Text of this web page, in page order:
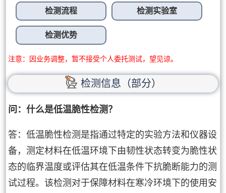
检测流程 检测实验室
检测优势
注意：因业务调整，暂不接受个人委托测试，望见谅。
检测信息（部分）
问：什么是低温脆性检测？
答：低温脆性检测是指通过特定的实验方法和仪器设
备，测定材料在低温环境下由韧性状态转变为脆性状
态的临界温度或评估其在低温条件下抗脆断能力的测
试过程。该检测对于保障材料在寒冷环境下的使用安